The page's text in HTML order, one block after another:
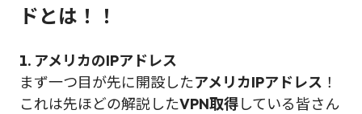
ドとは！！
1. アメリカのIPアドレス
まず一つ目が先に開設したアメリカIPアドレス ！
これは先ほどの解説したVPN取得している皆さん